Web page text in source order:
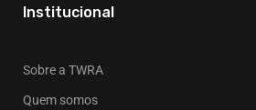
Institucional
Sobre a TWRA
Quem somos